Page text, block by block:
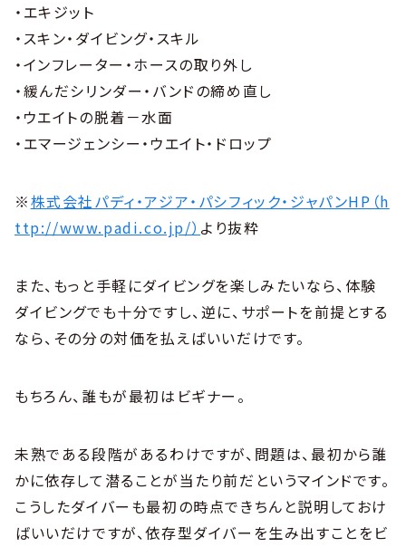
・エキジット
・スキン・ダイビング・スキル
・インフレーター・ホースの取り外し
・緩んだシリンダー・バンドの締め直し
・ウエイトの脱着－水面
・エマージェンシー・ウエイト・ドロップ
※株式会社パディ・アジア・パシフィック・ジャパンHP（h
ttp://www.padi.co.jp/） より抜粋
また、もっと手軽にダイビングを楽しみたいなら、体験
ダイビングでも十分ですし、逆に、サポートを前提とする
なら、その分の対価を払えばいいだけです。
もちろん、誰もが最初はビギナー。
未熟である段階があるわけですが、問題は、最初から誰
かに依存して潜ることが当たり前だというマインドです。
こうしたダイバーも最初の時点できちんと説明しておけ
ばいいだけですが、依存型ダイバーを生み出すことをビ